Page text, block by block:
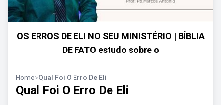
OS ERROS DE ELI NO SEU MINISTÉRIO | BÍBLIA
DE FATO estudo sobre o
Home>Qual Foi O Erro De Eli
Qual Foi O Erro De Eli